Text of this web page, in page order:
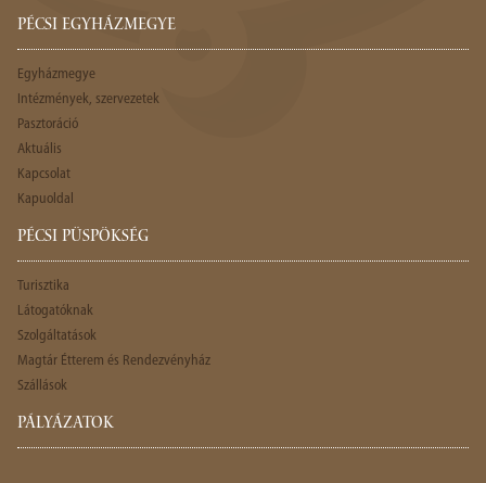
PÉCSI EGYHÁZMEGYE
Egyházmegye
Intézmények, szervezetek
Pasztoráció
Aktuális
Kapcsolat
Kapuoldal
PÉCSI PÜSPÖKSÉG
Turisztika
Látogatóknak
Szolgáltatások
Magtár Étterem és Rendezvényház
Szállások
PÁLYÁZATOK